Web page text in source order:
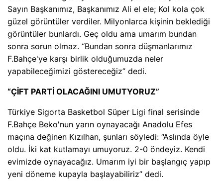
Sayın Başkanımız, Başkanımız Ali el ele; Kol kola çok
güzel görüntüler verdiler. Milyonlarca kişinin beklediği
görüntüler bunlardı. Geç oldu ama umarım bundan
sonra sorun olmaz. “Bundan sonra düşmanlarımız
F.Bahçe'ye karşı birlik olduğumuzda neler
yapabileceğimizi göstereceğiz” dedi.
“ÇİFT PARTİ OLACAĞINI UMUTYORUZ”
Türkiye Sigorta Basketbol Süper Ligi final serisinde
F.Bahçe Beko'nun yarın oynayacağı Anadolu Efes
maçına değinen Kızılhan, şunları söyledi: “Aslında öyle
oldu. İki kat kutlamayı umuyoruz. 2-0 öndeyiz. Kendi
evimizde oynayacağız. Umarım iyi bir başlangıç ​​yapıp
yeni döneme kupayla başlayabiliriz” dedi.